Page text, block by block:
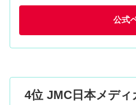
公式
4位 JMC日本メディ